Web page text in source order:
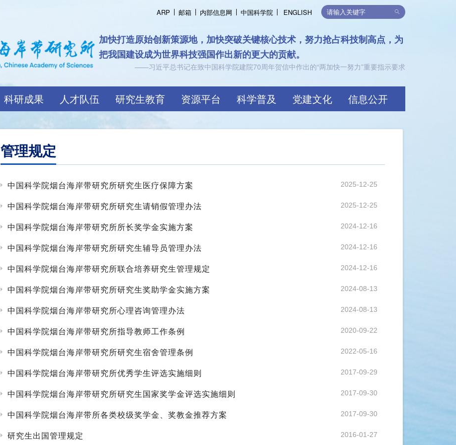
ARP 邮箱 内部信息网 中国科学院 ENGLISH
认知海岸带规律，支持可持续发展
跨越界限，共创价值
科研成果 人才队伍 研究生教育 资源平台 科学普及 党建文化 信息公开
管理规定
2025-12-25
中国科学院烟台海岸带研究所研究生医疗保障方案
2025-12-25
中国科学院烟台海岸带研究所研究生请销假管理办法
2024-12-16
中国科学院烟台海岸带研究所所长奖学金实施方案
2024-12-16
中国科学院烟台海岸带研究所研究生辅导员管理办法
2024-12-16
中国科学院烟台海岸带研究所联合培养研究生管理规定
2024-08-13
中国科学院烟台海岸带研究所研究生奖助学金实施方案
2024-08-13
中国科学院烟台海岸带研究所心理咨询管理办法
2020-09-22
中国科学院烟台海岸带研究所指导教师工作条例
2022-05-16
中国科学院烟台海岸带研究所研究生宿舍管理条例
2017-09-29
中国科学院烟台海岸带研究所优秀学生评选实施细则
2017-09-30
中国科学院烟台海岸带研究所研究生国家奖学金评选实施细则
2017-09-30
中国科学院烟台海岸带所各类校级奖学金、奖教金推荐方案
2016-01-27
研究生出国管理规定